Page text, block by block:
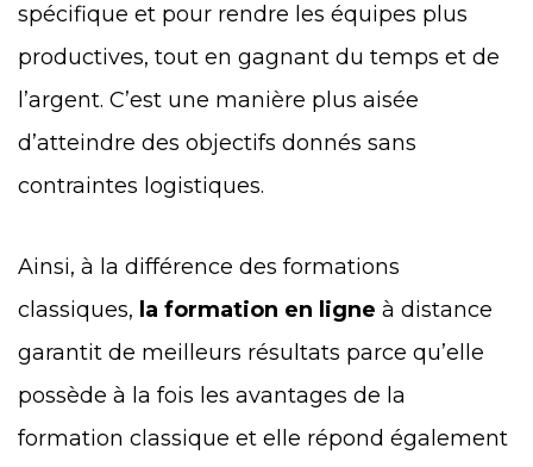
spécifique et pour rendre les équipes plus
productives, tout en gagnant du temps et de
l’argent. C’est une manière plus aisée
d’atteindre des objectifs donnés sans
contraintes logistiques.
Ainsi, à la différence des formations
classiques, la formation en ligne à distance
garantit de meilleurs résultats parce qu’elle
possède à la fois les avantages de la
formation classique et elle répond également